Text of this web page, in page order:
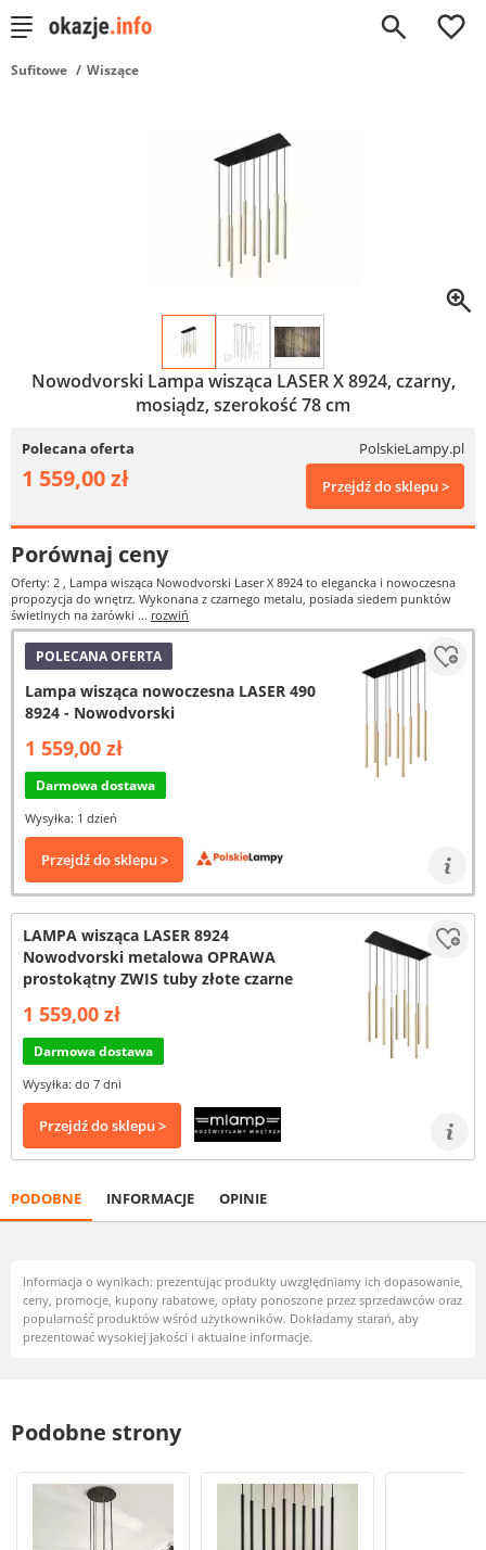
0
Sufitowe Wiszące
Nowodvorski Lampa wisząca LASER X 8924, czarny,
mosiądz, szerokość 78 cm
Polecana oferta PolskieLampy.pl
1 559,00 zł Przejdź do sklepu >
Porównaj ceny
Oferty: 2 , Lampa wisząca Nowodvorski Laser X 8924 to elegancka i nowoczesna
propozycja do wnętrz. Wykonana z czarnego metalu, posiada siedem punktów
świetlnych na żarówki ... rozwiń
POLECANA OFERTA
Lampa wisząca nowoczesna LASER 490
8924 - Nowodvorski
1 559,00 zł
Darmowa dostawa
Wysyłka: 1 dzień
Przejdź do sklepu >
LAMPA wisząca LASER 8924
Nowodvorski metalowa OPRAWA
prostokątny ZWIS tuby złote czarne
1 559,00 zł
Darmowa dostawa
Wysyłka: do 7 dni
Przejdź do sklepu >
PODOBNE INFORMACJE OPINIE
Informacja o wynikach: prezentując produkty uwzględniamy ich dopasowanie,
ceny, promocje, kupony rabatowe, opłaty ponoszone przez sprzedawców oraz
popularność produktów wśród użytkowników. Dokładamy starań, aby
prezentować wysokiej jakości i aktualne informacje.
Podobne strony